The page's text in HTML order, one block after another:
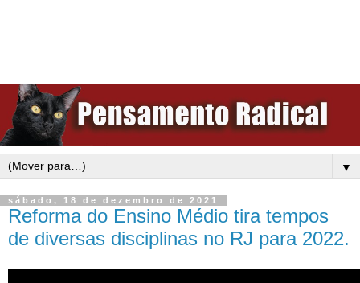
▼
sábado, 18 de dezembro de 2021
Reforma do Ensino Médio tira tempos
de diversas disciplinas no RJ para 2022.